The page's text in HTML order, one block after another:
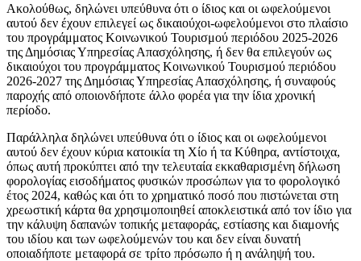
Ακολούθως, δηλώνει υπεύθυνα ότι ο ίδιος και οι ωφελούμενοι
αυτού δεν έχουν επιλεγεί ως δικαιούχοι-ωφελούμενοι στο πλαίσιο
του προγράμματος Κοινωνικού Τουρισμού περιόδου 2025-2026
της Δημόσιας Υπηρεσίας Απασχόλησης, ή δεν θα επιλεγούν ως
δικαιούχοι του προγράμματος Κοινωνικού Τουρισμού περιόδου
2026-2027 της Δημόσιας Υπηρεσίας Απασχόλησης, ή συναφούς
παροχής από οποιονδήποτε άλλο φορέα για την ίδια χρονική
περίοδο.
Παράλληλα δηλώνει υπεύθυνα ότι ο ίδιος και οι ωφελούμενοι
αυτού δεν έχουν κύρια κατοικία τη Χίο ή τα Κύθηρα, αντίστοιχα,
όπως αυτή προκύπτει από την τελευταία εκκαθαρισμένη δήλωση
φορολογίας εισοδήματος φυσικών προσώπων για το φορολογικό
έτος 2024, καθώς και ότι το χρηματικό ποσό που πιστώνεται στη
χρεωστική κάρτα θα χρησιμοποιηθεί αποκλειστικά από τον ίδιο για
την κάλυψη δαπανών τοπικής μεταφοράς, εστίασης και διαμονής
του ιδίου και των ωφελούμενών του και δεν είναι δυνατή
οποιαδήποτε μεταφορά σε τρίτο πρόσωπο ή η ανάληψή του.